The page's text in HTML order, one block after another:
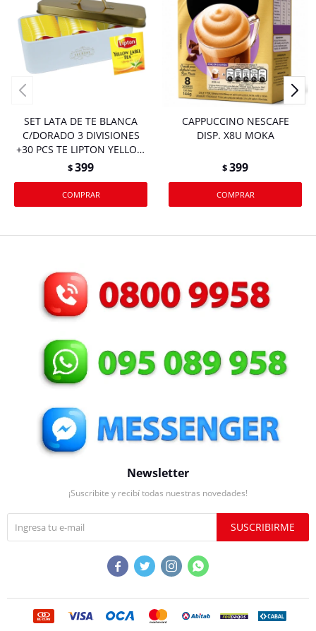
SET LATA DE TE BLANCA
C/DORADO 3 DIVISIONES
+30 PCS TE LIPTON YELLOW
LABEL
$399
CAPPUCCINO NESCAFE
DISP. X8U MOKA
$399
Newsletter
¡Suscribite y recibí todas nuestras novedades!
SUSCRIBIRME
   